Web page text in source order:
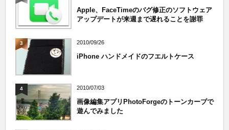
Apple、FaceTimeのバグ修正のソフトウェア
アップデートが来週まで遅れることを謝罪
3 2010/09/26
iPhone ハンドメイドのフエルトケース
4 2010/07/03
画像編集アプリPhotoForgeのトーンカーブで
遊んでみました